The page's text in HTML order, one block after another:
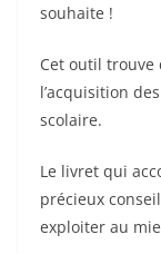
e
b
o
o
souhaite !
Cet outil trouve
l’acquisition
scolaire.
Le livret qui
précieux
exploiter au